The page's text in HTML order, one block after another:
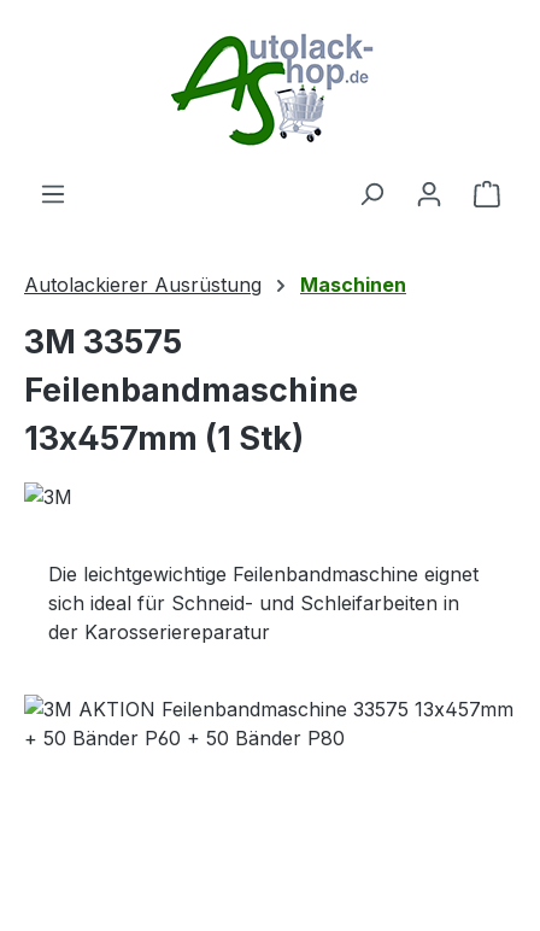
Autolackierer Ausrüstung Maschinen
3M 33575
Feilenbandmaschine
13x457mm (1 Stk)
Die leichtgewichtige Feilenbandmaschine eignet
sich ideal für Schneid- und Schleifarbeiten in
der Karosseriereparatur
Bildergalerie überspringen